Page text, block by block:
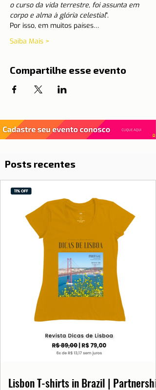
o curso da vida terrestre, foi assunta em
corpo e alma à glória celestial”.
Por isso, em muitos países…
Saiba Mais >
Compartilhe esse evento
Posts recentes
Lisbon T-shirts in Brazil | Partnership